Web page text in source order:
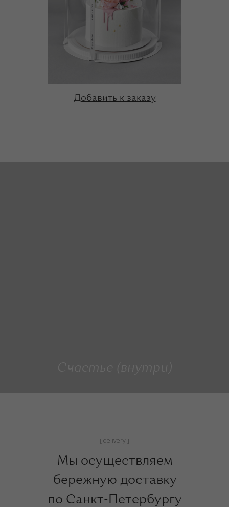
Добавить к заказу
[ delivery ]
Мы осуществляем
бережную доставку
по Санкт-Петербургу